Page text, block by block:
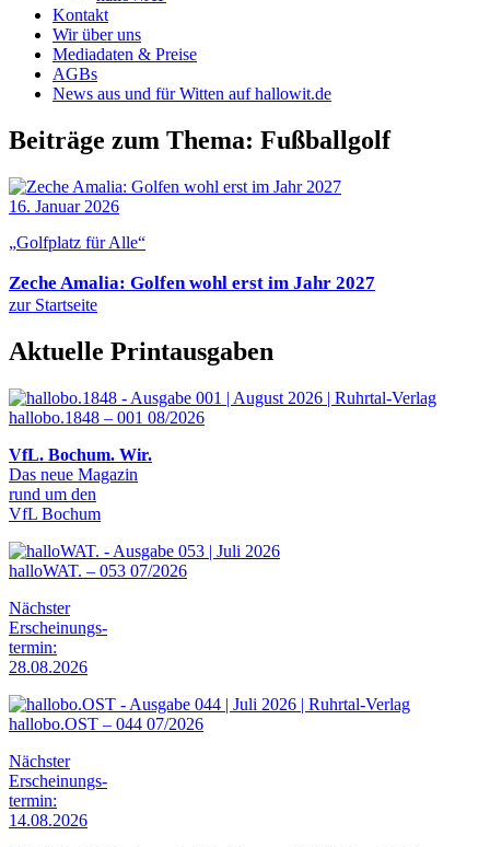
Kontakt
Wir über uns
Mediadaten & Preise
AGBs
News aus und für Witten auf hallowit.de
Beiträge zum Thema: Fußballgolf
16. Januar 2026
„Golfplatz für Alle“
Zeche Amalia: Golfen wohl erst im Jahr 2027
zur Startseite
Aktuelle Printausgaben
hallobo.1848 – 001 08/2026
VfL. Bochum. Wir.
Das neue Magazin
rund um den
VfL Bochum
halloWAT. – 053 07/2026
Nächster
Erscheinungs-
termin:
28.08.2026
hallobo.OST – 044 07/2026
Nächster
Erscheinungs-
termin:
14.08.2026